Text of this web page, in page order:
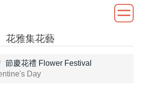
花雅集花藝
節慶花禮 Flower Festival
Day